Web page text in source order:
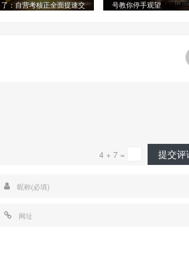
了：自营考核正全面提速交
号教你停手观望
4 + 7 = 提交评